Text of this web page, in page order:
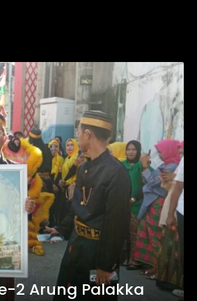
2 Arung Palakka